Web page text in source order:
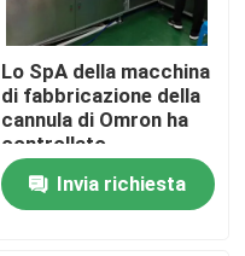
Lo SpA della macchina
di fabbricazione della
cannula di Omron ha
controllato
l'attrezzatura
dell'Assemblea di tubo
di prolunga
Invia richiesta